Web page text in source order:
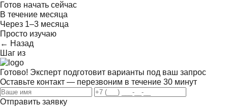
Готов начать сейчас
В течение месяца
Через 1–3 месяца
Просто изучаю
← Назад
Шаг из
Готово! Эксперт подготовит варианты под ваш запрос
Оставьте контакт — перезвоним в течение 30 минут
Отправить заявку